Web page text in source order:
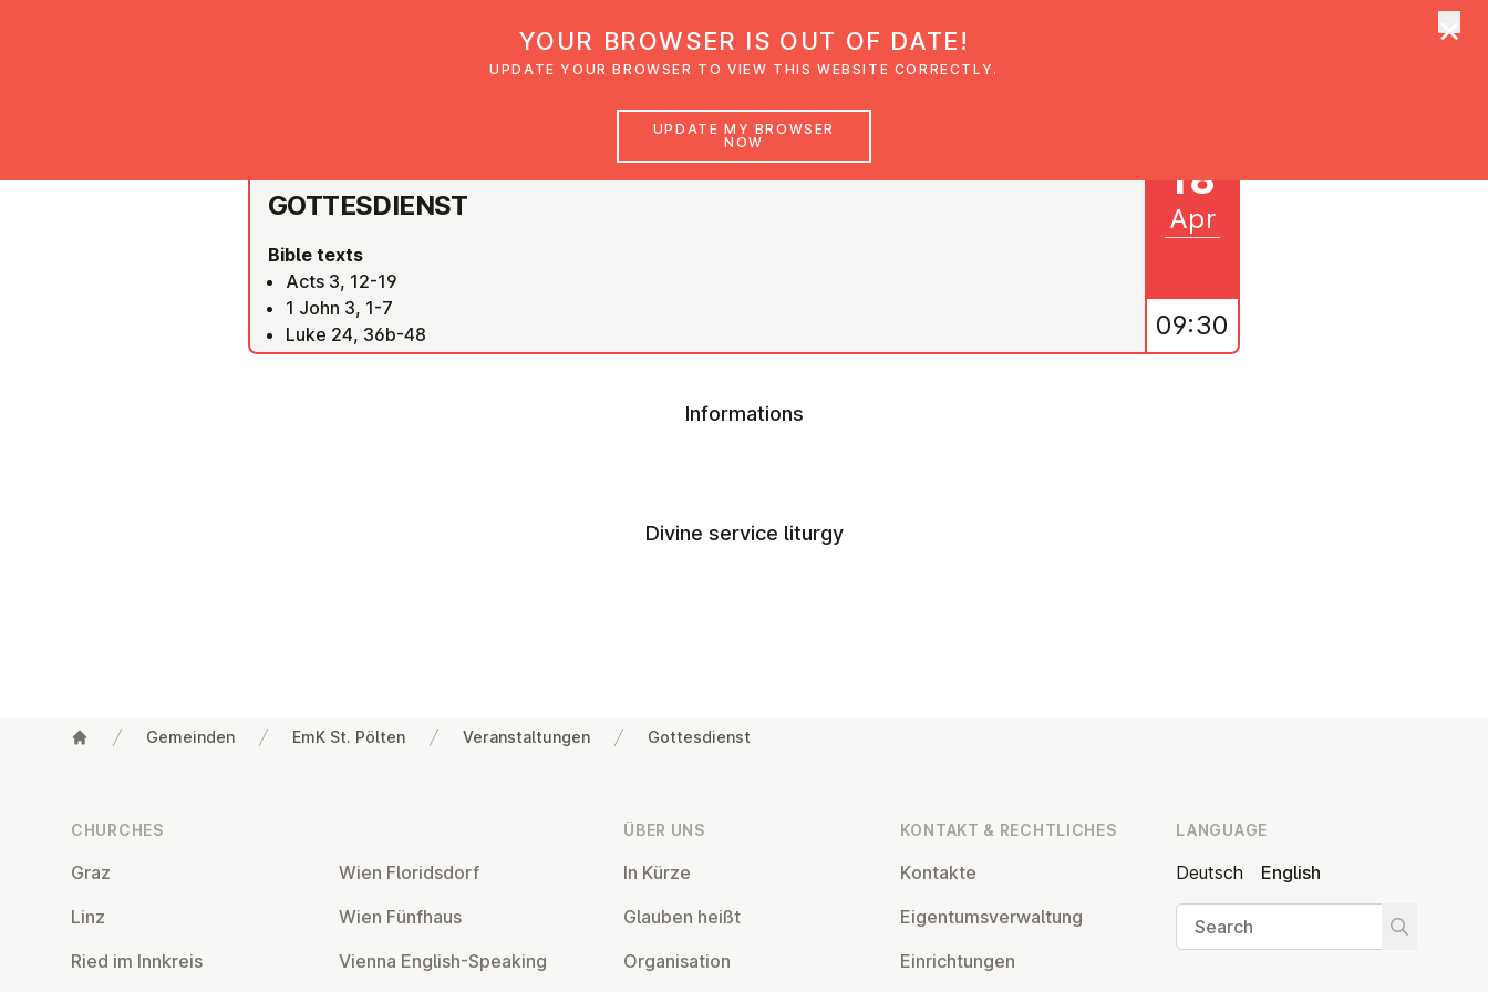
Gemeinden Glaubensimpulse News Veranstaltungen
GOTTES­DI­ENST
Bible texts
Acts 3, 12-19
1 John 3, 1-7
Luke 24, 36b-48
18
Apr
09:30
Informations
Divine service liturgy
Gemeinden EmK St. Pölten Veranstaltungen Gottesdienst
CHURCHES
Graz
Linz
Ried im Innkreis
Wien Flor­idsdorf
Wien Fünfhaus
Vienna English-Speaking
ÜBER UNS
In Kürze
Glauben heißt
Or­gan­isa­tion
KONTAKT & RECHT­LICHES
Kontakte
Ei­gentums­ver­wal­tung
Ein­rich­tun­gen
LANGUAGE
Deutsch
English
Search
Start
YOUR BROWSER IS OUT OF DATE!
UPDATE YOUR BROWSER TO VIEW THIS WEBSITE CORRECTLY.
UPDATE MY BROWSER
NOW
×